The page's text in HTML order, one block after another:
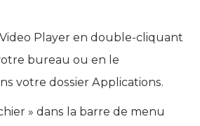
Player en double-cliquant
bureau ou en le
votre dossier Applications.
» dans la barre de menu